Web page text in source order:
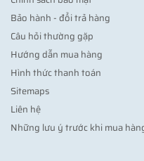
Bảo hành - đổi trả hàng
Câu hỏi thường gặp
Hướng dẫn mua hàng
Hình thức thanh toán
Sitemaps
Liên hệ
Những lưu ý trước khi mua